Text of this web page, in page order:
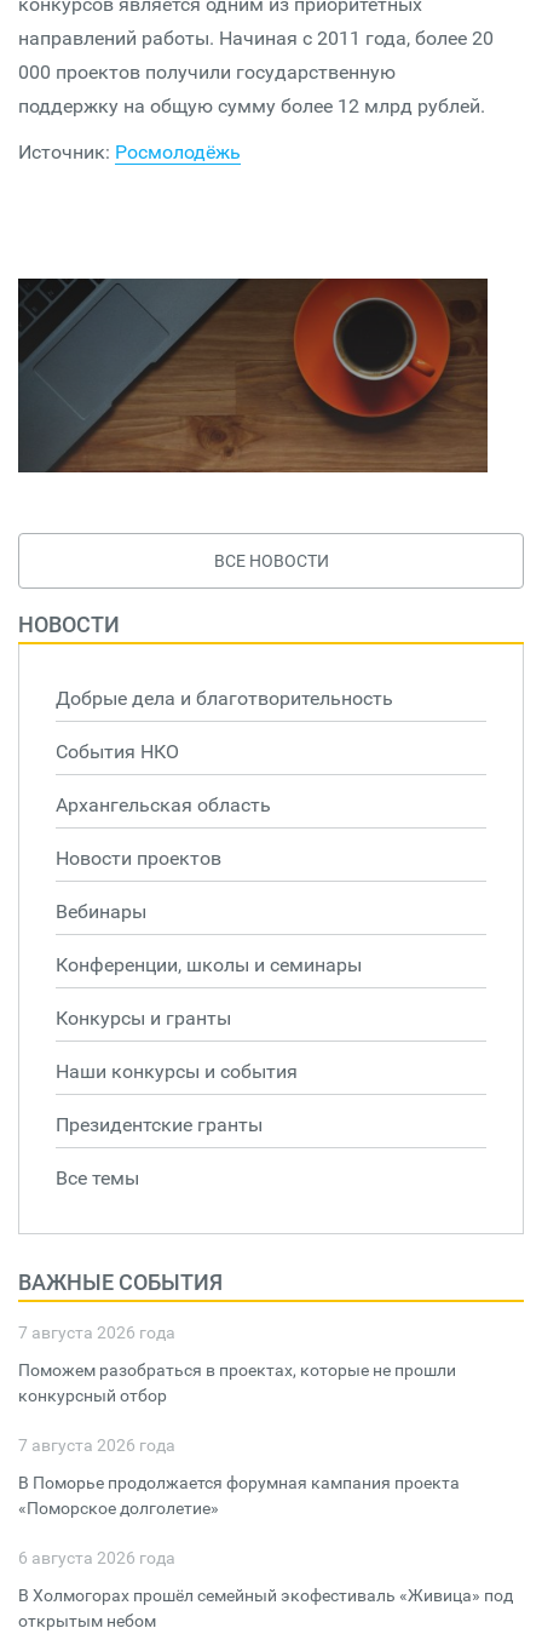
направлений работы. Начиная с 2011 года, более 20
000 проектов получили государственную
поддержку на общую сумму более 12 млрд рублей.
Источник: Росмолодёжь
ВСЕ НОВОСТИ
НОВОСТИ
Добрые дела и благотворительность
События НКО
Архангельская область
Новости проектов
Вебинары
Конференции, школы и семинары
Конкурсы и гранты
Наши конкурсы и события
Президентские гранты
Все темы
ВАЖНЫЕ СОБЫТИЯ
7 августа 2026 года
Поможем разобраться в проектах, которые не прошли
конкурсный отбор
7 августа 2026 года
В Поморье продолжается форумная кампания проекта
«Поморское долголетие»
6 августа 2026 года
В Холмогорах прошёл семейный экофестиваль «Живица» под
открытым небом